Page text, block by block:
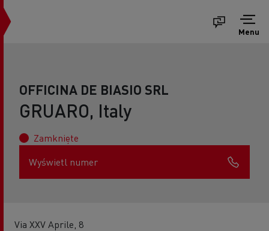
Menu
OFFICINA DE BIASIO SRL
GRUARO, Italy
Zamknięte
Wyświetl numer
Via XXV Aprile, 8